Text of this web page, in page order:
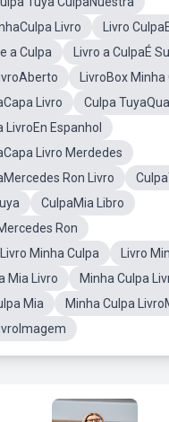
Livro
Livro
a Culpa
Livro a CulpaÉ
LivroBox Minha
Livro
Culpa
LivroEn Espanhol
Livro Merdedes
Ron Livro
CulpaMia Libro
Ron
Minha Culpa
Livro
Mia Livro
Minha Culpa
Mia
Minha Culpa